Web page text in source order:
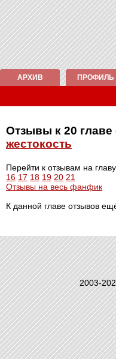
АРХИВ ПРОФИЛЬ
Отзывы к 20
жестокость
Перейти к отзывам на
16 17 18 19 20 21
Отзывы на весь фанфик
К данной главе отзывов
2003-